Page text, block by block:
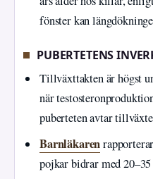
fönster kan
PUBERTETENS
Tillväxttakten är högst
när
puberteten avtar
Barnläkaren
pojkar bidrar med